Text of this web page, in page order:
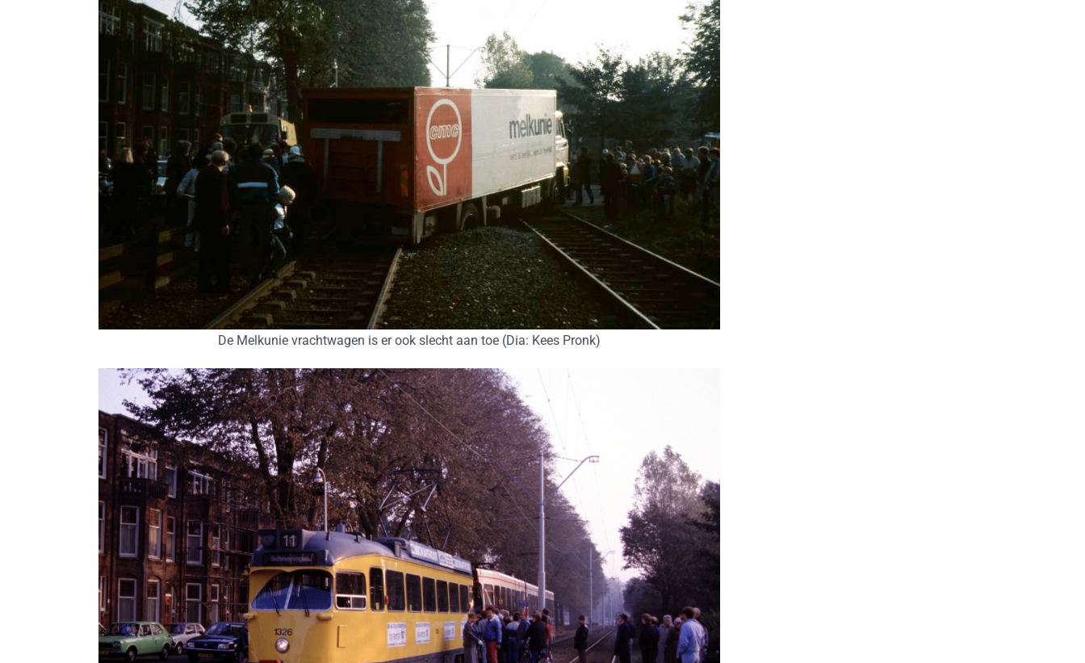
De Melkunie vrachtwagen is er ook slecht aan toe (Dia: Kees Pronk)